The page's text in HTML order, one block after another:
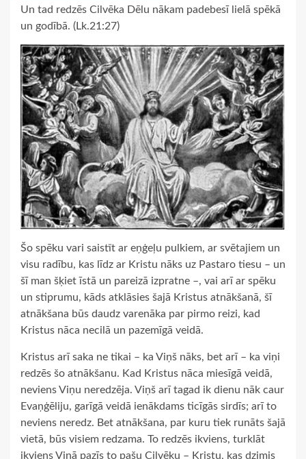
Un tad redzēs Cilvēka Dēlu nākam padebesī lielā spēkā
un godībā. (Lk.21:27)
Šo spēku vari saistīt ar eņģeļu pulkiem, ar svētajiem un
visu radību, kas līdz ar Kristu nāks uz Pastaro tiesu – un
šī man šķiet īstā un pareizā izpratne –, vai arī ar spēku
un stiprumu, kāds atklāsies šajā Kristus atnākšanā, šī
atnākšana būs daudz varenāka par pirmo reizi, kad
Kristus nāca necilā un pazemīgā veidā.
Kristus arī saka ne tikai – ka Viņš nāks, bet arī – ka viņi
redzēs šo atnākšanu. Kad Kristus nāca miesīgā veidā,
neviens Viņu neredzēja. Viņš arī tagad ik dienu nāk caur
Evaņģēliju, garīgā veidā ienākdams ticīgās sirdīs; arī to
neviens neredz. Bet atnākšana, par kuru tiek runāts šajā
vietā, būs visiem redzama. To redzēs ikviens, turklāt
ikviens Viņā pazīs to pašu Cilvēku – Kristu, kas dzimis